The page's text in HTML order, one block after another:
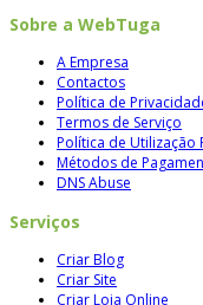
Sobre a WebTuga
A Empresa
Contactos
Política de
Termos de Serviço
Política de Utilização
Métodos de
DNS Abuse
Serviços
Criar Blog
Criar Site
Criar Loja Online